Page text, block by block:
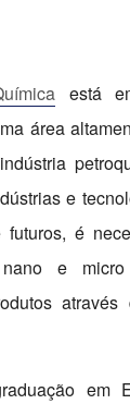
está
área
e
é
e micro
em